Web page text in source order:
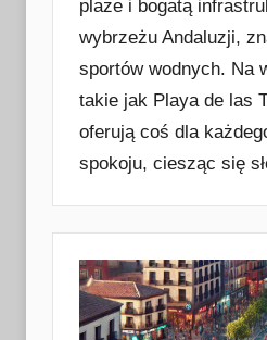
plaże i bogatą
wybrzeżu Andaluzji,
sportów wodnych. Na
takie jak Playa de las
oferują coś dla
spokoju, ciesząc się